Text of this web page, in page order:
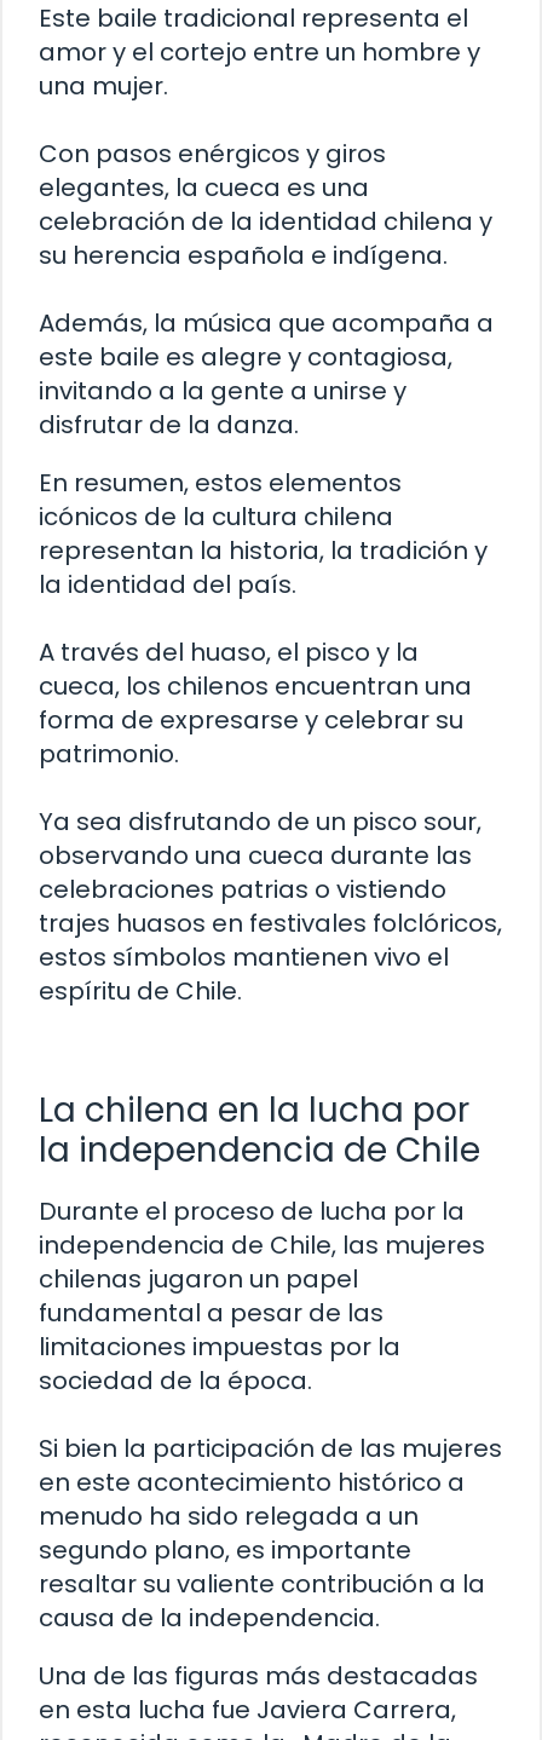
Este baile tradicional representa el
amor y el cortejo entre un hombre y
una mujer.
Con pasos enérgicos y giros
elegantes, la cueca es una
celebración de la identidad chilena y
su herencia española e indígena.
Además, la música que acompaña a
este baile es alegre y contagiosa,
invitando a la gente a unirse y
disfrutar de la danza.
En resumen, estos elementos
icónicos de la cultura chilena
representan la historia, la tradición y
la identidad del país.
A través del huaso, el pisco y la
cueca, los chilenos encuentran una
forma de expresarse y celebrar su
patrimonio.
Ya sea disfrutando de un pisco sour,
observando una cueca durante las
celebraciones patrias o vistiendo
trajes huasos en festivales folclóricos,
estos símbolos mantienen vivo el
espíritu de Chile.
La chilena en la lucha por
la independencia de Chile
Durante el proceso de lucha por la
independencia de Chile, las mujeres
chilenas jugaron un papel
fundamental a pesar de las
limitaciones impuestas por la
sociedad de la época.
Si bien la participación de las mujeres
en este acontecimiento histórico a
menudo ha sido relegada a un
segundo plano, es importante
resaltar su valiente contribución a la
causa de la independencia.
Una de las figuras más destacadas
en esta lucha fue Javiera Carrera,